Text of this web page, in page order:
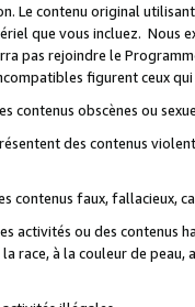
Le contenu original
que vous incluez. Nous
pas rejoindre le
figurent ceux
contenus obscènes ou
des contenus
contenus faux, fallacieux,
activités ou des contenus
race, à la couleur de